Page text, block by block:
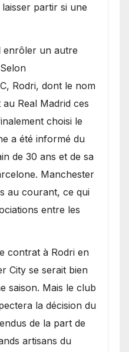
partir si une
enrôler un autre
Rodri, dont le nom
Real Madrid ces
choisi le
a été informé du
de 30 ans et de sa
Manchester
au courant, ce qui
entre les
contrat à Rodri en
City se serait bien
saison. Mais le club
la décision du
de la part de
artisans du